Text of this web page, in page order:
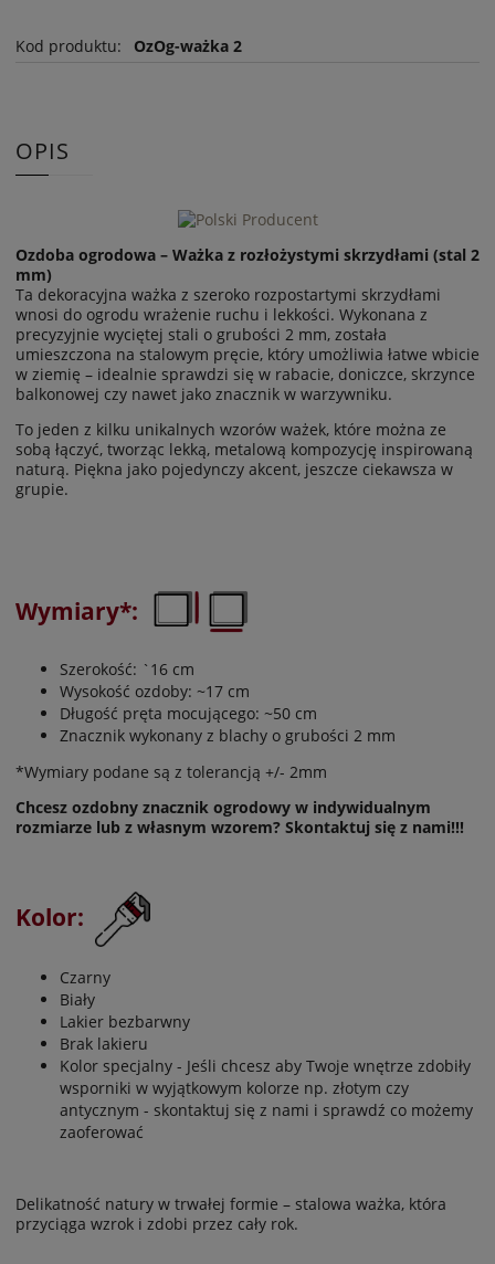
Kod produktu: OzOg-ważka 2
OPIS
Ozdoba ogrodowa – Ważka z rozłożystymi skrzydłami (stal 2
mm)
Ta dekoracyjna ważka z szeroko rozpostartymi skrzydłami
wnosi do ogrodu wrażenie ruchu i lekkości. Wykonana z
precyzyjnie wyciętej stali o grubości 2 mm, została
umieszczona na stalowym pręcie, który umożliwia łatwe wbicie
w ziemię – idealnie sprawdzi się w rabacie, doniczce, skrzynce
balkonowej czy nawet jako znacznik w warzywniku.
To jeden z kilku unikalnych wzorów ważek, które można ze
sobą łączyć, tworząc lekką, metalową kompozycję inspirowaną
naturą. Piękna jako pojedynczy akcent, jeszcze ciekawsza w
grupie.
Wymiary*:
Szerokość: `16 cm
Wysokość ozdoby: ~17 cm
Długość pręta mocującego: ~50 cm
Znacznik wykonany z blachy o grubości 2 mm
*Wymiary podane są z tolerancją +/- 2mm
Chcesz ozdobny znacznik ogrodowy w indywidualnym
rozmiarze lub z własnym wzorem? Skontaktuj się z nami!!!
Kolor:
Czarny
Biały
Lakier bezbarwny
Brak lakieru
Kolor specjalny - Jeśli chcesz aby Twoje wnętrze zdobiły
wsporniki w wyjątkowym kolorze np. złotym czy
antycznym - skontaktuj się z nami i sprawdź co możemy
zaoferować
Delikatność natury w trwałej formie – stalowa ważka, która
przyciąga wzrok i zdobi przez cały rok.